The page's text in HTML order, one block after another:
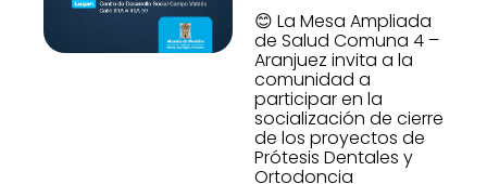
😊 La Mesa Ampliada
de Salud Comuna 4 –
Aranjuez invita a la
comunidad a
participar en la
socialización de cierre
de los proyectos de
Prótesis Dentales y
Ortodoncia